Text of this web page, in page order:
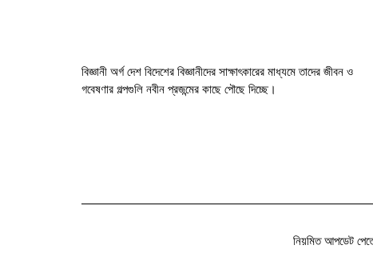
বিজ্ঞানী অর্গ দেশ বিদেশের বিজ্ঞানীদের সাক্ষাৎকারের মাধ্যমে তাদের জীবন ও
গবেষণার গল্পগুলি নবীন প্রজন্মের কাছে পৌছে দিচ্ছে।
নিয়মিত আপডেট